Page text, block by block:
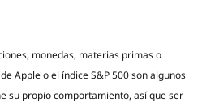
monedas, materias primas o
Apple o el índice S&P 500 son algunos
su propio comportamiento, así que ser